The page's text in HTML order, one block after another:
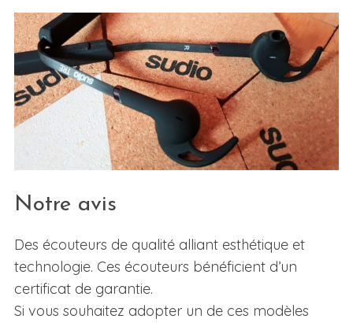
Notre avis
Des écouteurs de qualité alliant esthétique et
technologie. Ces écouteurs bénéficient d’un
certificat de garantie.
Si vous souhaitez adopter un de ces modèles